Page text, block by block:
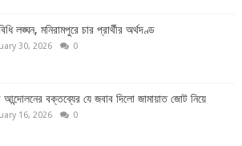
লঙ্ঘন, মনিরামপুরে চার প্রার্থীর অর্থদণ্ড
30, 2026 0
আন্দোলনের বক্তব্যের যে জবাব দিলো জামায়াত জোট নিয়ে
16, 2026 0